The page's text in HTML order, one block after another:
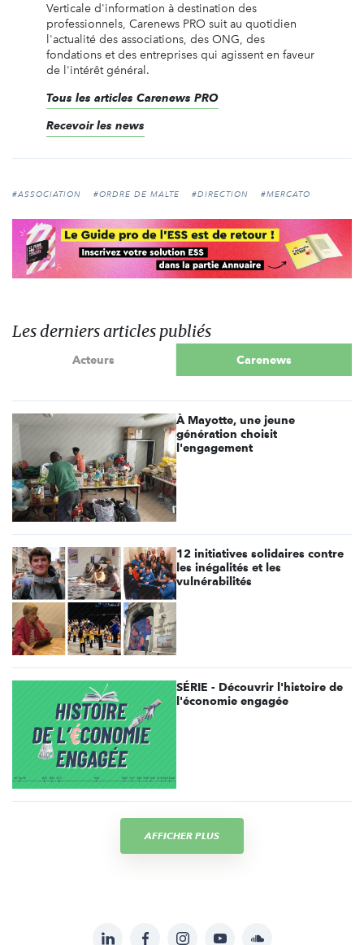
Verticale d'information à destination des
professionnels, Carenews PRO suit au quotidien
l'actualité des associations, des ONG, des
fondations et des entreprises qui agissent en faveur
de l'intérêt général.
Tous les articles Carenews PRO
Recevoir les news
#ASSOCIATION #ORDRE DE MALTE #DIRECTION #MERCATO
Les derniers articles publiés
Acteurs Carenews
À Mayotte, une jeune
génération choisit
l'engagement
12 initiatives solidaires contre
les inégalités et les
vulnérabilités
SÉRIE - Découvrir l'histoire de
l'économie engagée
AFFICHER PLUS
LinkedInFacebookInstagramYouTubeSoundcloud